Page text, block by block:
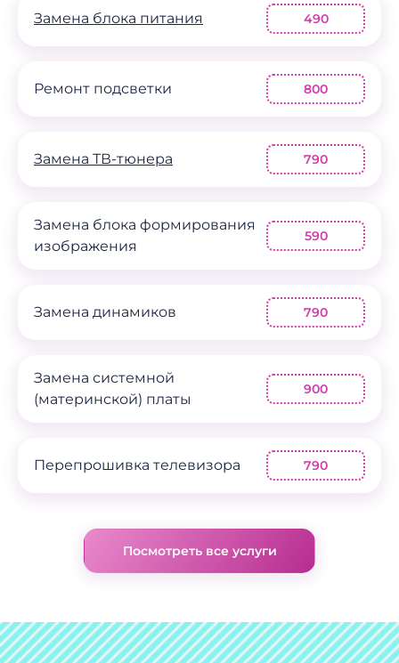
Замена блока питания 490
Ремонт подсветки 800
Замена ТВ-тюнера 790
Замена блока формирования
изображения
590
Замена динамиков 790
Замена системной
(материнской) платы
900
Перепрошивка телевизора 790
Посмотреть все услуги